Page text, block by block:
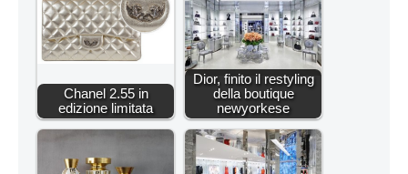
Chanel 2.55 in
edizione limitata
Dior, finito il restyling
della boutique
newyorkese